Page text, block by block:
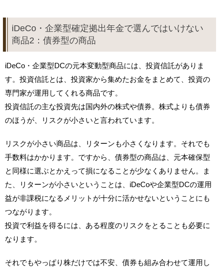
iDeCo・企業型確定拠出年金で選んではいけない
商品2：債券型の商品
iDeCo・企業型DCの元本変動型商品には、投資信託がありま
す。投資信託とは、投資家から集めたお金をまとめて、投資の
専門家が運用してくれる商品です。
投資信託の主な投資先は国内外の株式や債券。株式よりも債券
のほうが、リスクが小さいと言われています。
リスクが小さい商品は、リターンも小さくなります。それでも
手数料はかかります。ですから、債券型の商品は、元本確保型
と同様に選ぶとかえって損になることが少なくありません。ま
た、リターンが小さいということは、iDeCoや企業型DCの運用
益が非課税になるメリットが十分に活かせないということにも
つながります。
投資で利益を得るには、ある程度のリスクをとることも必要に
なります。
それでもやっぱり株だけでは不安、債券も組み合わせて運用し